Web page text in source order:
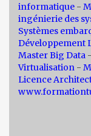
informatique -
ingénierie des
Systèmes
Développement
Master Big Data -
Virtualisation -
Licence